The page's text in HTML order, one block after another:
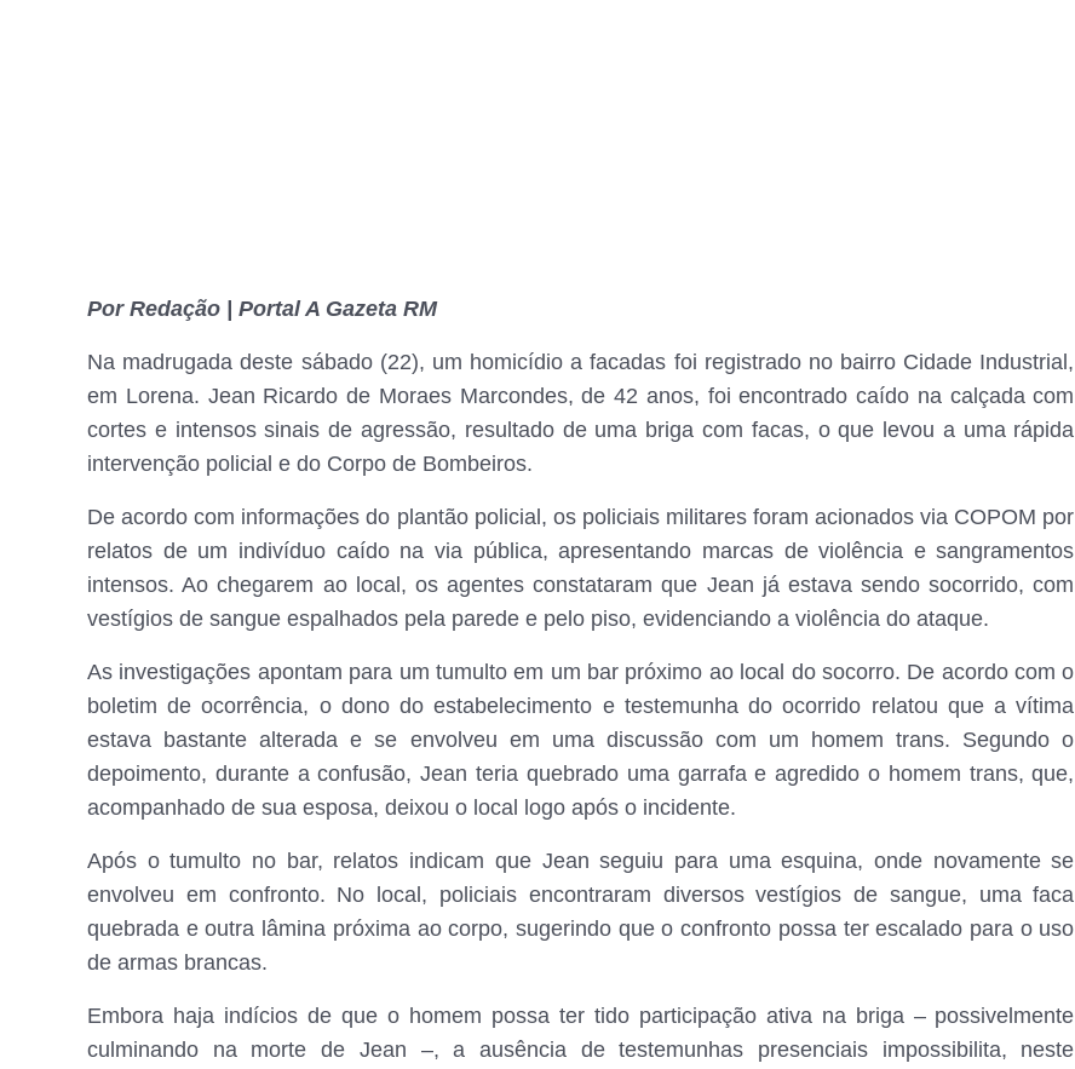
Por Redação | Portal A Gazeta RM
Na madrugada deste sábado (22), um homicídio a facadas foi registrado no bairro Cidade Industrial,
em Lorena. Jean Ricardo de Moraes Marcondes, de 42 anos, foi encontrado caído na calçada com
cortes e intensos sinais de agressão, resultado de uma briga com facas, o que levou a uma rápida
intervenção policial e do Corpo de Bombeiros.
De acordo com informações do plantão policial, os policiais militares foram acionados via COPOM por
relatos de um indivíduo caído na via pública, apresentando marcas de violência e sangramentos
intensos. Ao chegarem ao local, os agentes constataram que Jean já estava sendo socorrido, com
vestígios de sangue espalhados pela parede e pelo piso, evidenciando a violência do ataque.
As investigações apontam para um tumulto em um bar próximo ao local do socorro. De acordo com o
boletim de ocorrência, o dono do estabelecimento e testemunha do ocorrido relatou que a vítima
estava bastante alterada e se envolveu em uma discussão com um homem trans. Segundo o
depoimento, durante a confusão, Jean teria quebrado uma garrafa e agredido o homem trans, que,
acompanhado de sua esposa, deixou o local logo após o incidente.
Após o tumulto no bar, relatos indicam que Jean seguiu para uma esquina, onde novamente se
envolveu em confronto. No local, policiais encontraram diversos vestígios de sangue, uma faca
quebrada e outra lâmina próxima ao corpo, sugerindo que o confronto possa ter escalado para o uso
de armas brancas.
Embora haja indícios de que o homem possa ter tido participação ativa na briga – possivelmente
culminando na morte de Jean –, a ausência de testemunhas presenciais impossibilita, neste